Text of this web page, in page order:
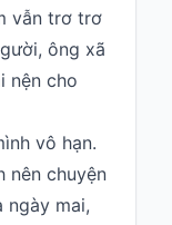
vẫn trơ trơ
ông xã
nện cho
vô hạn.
nên chuyện
ngày mai,